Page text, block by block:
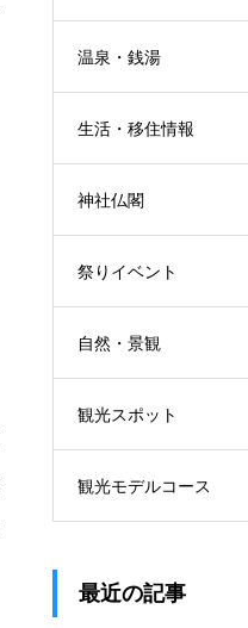
温泉・銭湯
生活・移住情報
神社仏閣
祭りイベント
自然・景観
観光スポット
観光モデルコース
最近の記事